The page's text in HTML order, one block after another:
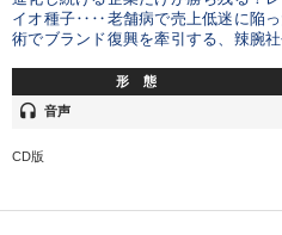
イオ種子‥‥老舗病で売上低迷に陥
術でブランド復興を牽引する、辣腕
形 態
headset 音声
CD版